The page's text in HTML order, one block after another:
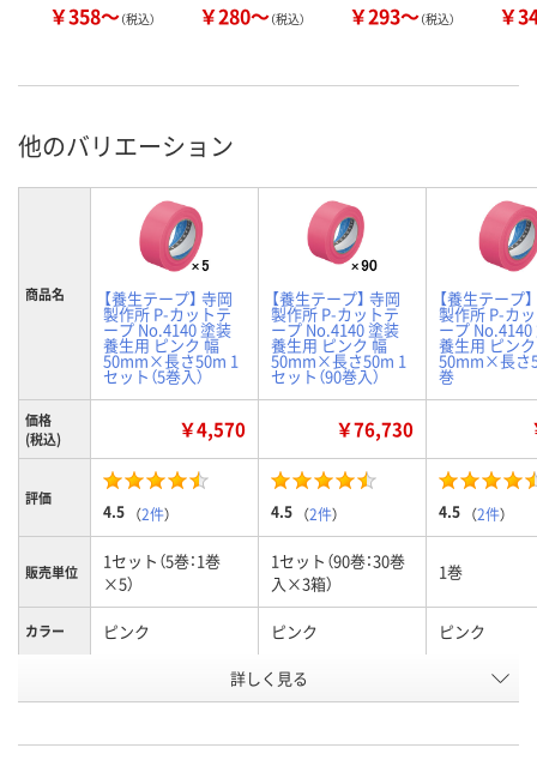
￥358～（税込） ￥280～（税込） ￥293～（税込） ￥
他のバリエーション
商品名 【養生テープ】 寺岡
製作所 P-カットテ
ープ No.4140 塗装
養生用 ピンク 幅
50mm×長さ50m 1
セット（5巻入）
【養生テープ】 寺岡
製作所 P-カットテ
ープ No.4140 塗装
養生用 ピンク 幅
50mm×長さ50m 1
セット（90巻入）
【養生テープ
製作所 P-カ
ープ No.4140
養生用 ピン
50mm×長さ
巻
価格
(税込)
￥4,570 ￥76,730
評価
4.5 （2件） 4.5 （2件） 4.5 （2件）
販売単位
1セット（5巻：1巻
×5）
1セット（90巻：30巻
入×3箱）
1巻
カラー ピンク ピンク ピンク
5367223 5364571
詳しく見る